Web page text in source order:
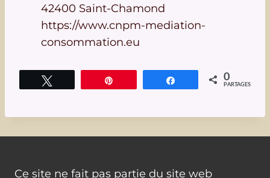
42400 Saint-Chamond
https://www.cnpm-mediation-
consommation.eu
Partagez 0
PARTAGES
Ce site ne fait pas partie du site web